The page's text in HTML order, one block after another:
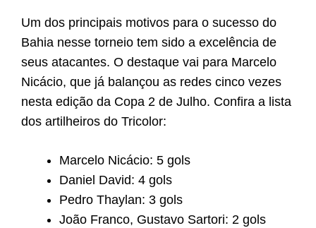
Um dos principais motivos para o sucesso do
Bahia nesse torneio tem sido a excelência de
seus atacantes. O destaque vai para Marcelo
Nicácio, que já balançou as redes cinco vezes
nesta edição da Copa 2 de Julho. Confira a lista
dos artilheiros do Tricolor:
Marcelo Nicácio: 5 gols
Daniel David: 4 gols
Pedro Thaylan: 3 gols
João Franco, Gustavo Sartori: 2 gols